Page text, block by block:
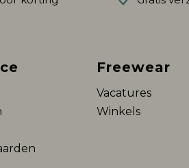
Freewear
Vacatures
Winkels